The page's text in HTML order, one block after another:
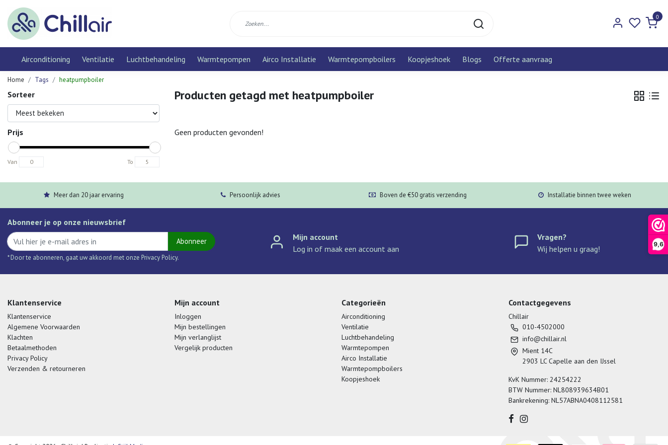
9,6
0
Airconditioning Ventilatie Luchtbehandeling Warmtepompen Airco Installatie Warmtepompboilers Koopjeshoek Blogs Offerte aanvraag
Home Tags heatpumpboiler
Sorteer
Prijs
Van To
Producten getagd met heatpumpboiler
Geen producten gevonden!
Meer dan 20 jaar ervaring Persoonlijk advies Boven de €50 gratis verzending Installatie binnen twee weken
Abonneer je op onze nieuwsbrief
Abonneer
* Door te abonneren, gaat uw akkoord met onze Privacy Policy.
Mijn account
Log in of maak een account aan
Vragen?
Wij helpen u graag!
Klantenservice
Klantenservice
Algemene Voorwaarden
Klachten
Betaalmethoden
Privacy Policy
Verzenden & retourneren
Mijn account
Inloggen
Mijn bestellingen
Mijn verlanglijst
Vergelijk producten
Categorieën
Airconditioning
Ventilatie
Luchtbehandeling
Warmtepompen
Airco Installatie
Warmtepompboilers
Koopjeshoek
Contactgegevens
Chillair
010-4502000
info@chillair.nl
Mient 14C
2903 LC Capelle aan den IJssel
KvK Nummer: 24254222
BTW Nummer: NL808939634B01
Bankrekening: NL57ABNA0408112581